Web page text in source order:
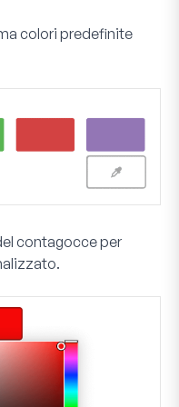
colori predefinite
contagocce per